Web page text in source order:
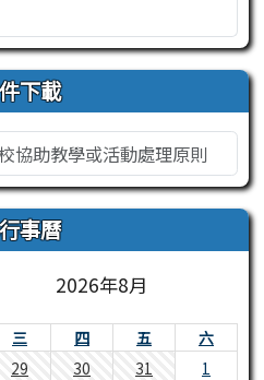
下載
協助教學或活動處理原則
事曆
2026年8月
三 四 五
六
29 30 31 1